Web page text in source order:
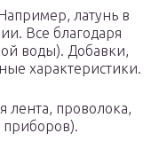
латунь в
Все благодаря
воды). Добавки,
характеристики.
лента, проволока,
приборов).